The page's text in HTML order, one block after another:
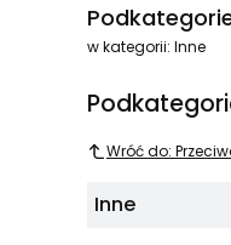
w kategorii: Inne
Wróć do:
Inne